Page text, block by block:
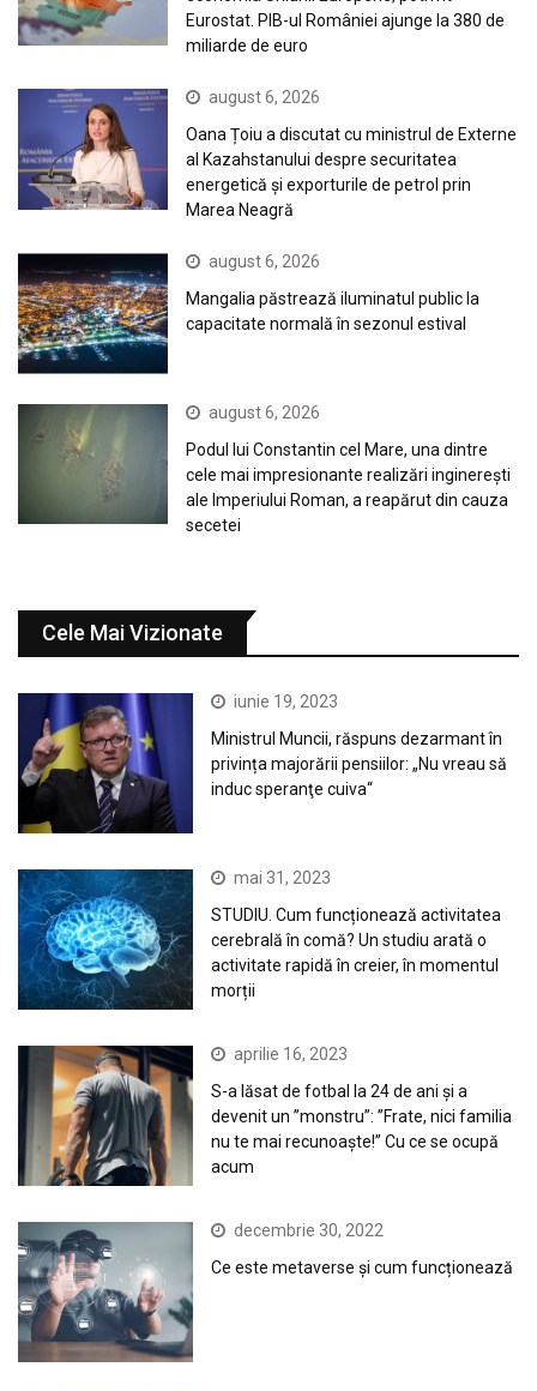
Eurostat. PIB-ul României ajunge la 380 de
miliarde de euro
august 6, 2026
Oana Țoiu a discutat cu ministrul de Externe
al Kazahstanului despre securitatea
energetică și exporturile de petrol prin
Marea Neagră
august 6, 2026
Mangalia păstrează iluminatul public la
capacitate normală în sezonul estival
august 6, 2026
Podul lui Constantin cel Mare, una dintre
cele mai impresionante realizări inginerești
ale Imperiului Roman, a reapărut din cauza
secetei
Cele Mai Vizionate
iunie 19, 2023
Ministrul Muncii, răspuns dezarmant în
privința majorării pensiilor: „Nu vreau să
induc speranţe cuiva“
mai 31, 2023
STUDIU. Cum funcționează activitatea
cerebrală în comă? Un studiu arată o
activitate rapidă în creier, în momentul
morții
aprilie 16, 2023
S-a lăsat de fotbal la 24 de ani și a
devenit un ”monstru”: ”Frate, nici familia
nu te mai recunoaște!” Cu ce se ocupă
acum
decembrie 30, 2022
Ce este metaverse și cum funcționează